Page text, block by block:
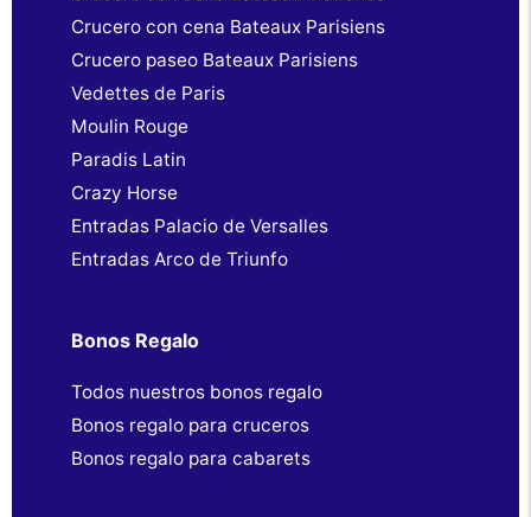
Crucero con cena Bateaux Parisiens
Crucero paseo Bateaux Parisiens
Vedettes de Paris
Moulin Rouge
Paradis Latin
Crazy Horse
Entradas Palacio de Versalles
Entradas Arco de Triunfo
Bonos Regalo
Todos nuestros bonos regalo
Bonos regalo para cruceros
Bonos regalo para cabarets